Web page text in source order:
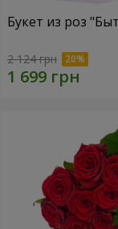
Букет из роз
2 124 грн